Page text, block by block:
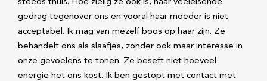
steeds thuis. Hoe zielig ze ook is, haar veeleisende
gedrag tegenover ons en vooral haar moeder is niet
acceptabel. Ik mag van mezelf boos op haar zijn. Ze
behandelt ons als slaafjes, zonder ook maar interesse in
onze gevoelens te tonen. Ze beseft niet hoeveel
energie het ons kost. Ik ben gestopt met contact met